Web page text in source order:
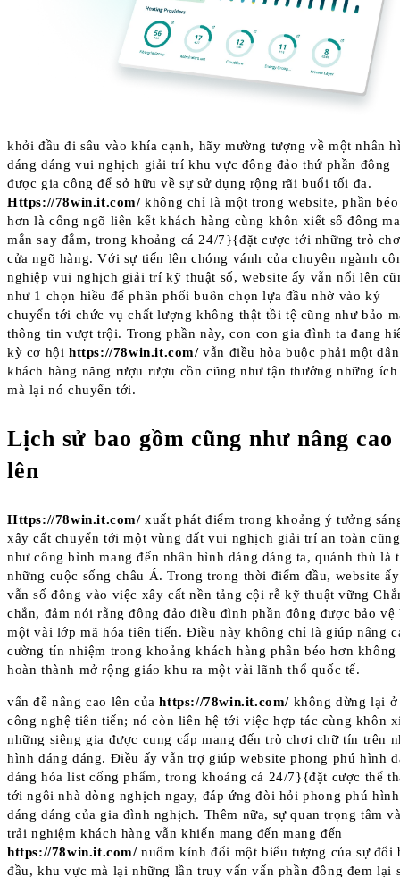
khởi đầu đi sâu vào khía cạnh, hãy mường tượng về một nhân
dáng dáng vui nghịch giải trí khu vực đông đảo thứ phần đông
được gia công để sở hữu về sự sử dụng rộng rãi buổi tối đa.
Https://78win.it.com/không chỉ là một trong website, phần béo
hơn là cổng ngõ liên kết khách hàng cùng khôn xiết số đông
mắn say đắm, trong khoảng cá 24/7}{đặt cược tới những trò
cửa ngõ hàng. Với sự tiến lên chóng vánh của chuyên ngành
nghiệp vui nghịch giải trí kỹ thuật số, website ấy vẫn nổi lên
như 1 chọn hiều để phân phối buôn chọn lựa đầu nhờ vào ký
chuyển tới chức vụ chất lượng không thật tồi tệ cũng như bảo
thông tin vượt trội. Trong phần này, con con gia đình ta đang
kỳ cơ hội https://78win.it.com/vẫn điều hòa buộc phải một
khách hàng năng rượu rượu cồn cũng như tận thưởng những
mà lại nó chuyển tới.
Lịch sử bao gồm cũng như nâng cao
lên
Https://78win.it.com/xuất phát điểm trong khoảng ý tưởng
xây cất chuyển tới một vùng đất vui nghịch giải trí an toàn cũng
như công bình mang đến nhân hình dáng dáng ta, quánh thù là
những cuộc sống châu Á. Trong trong thời điểm đầu, website ấy
vẫn số đông vào việc xây cất nền tảng cội rễ kỹ thuật vững
chắn, đảm nói rằng đông đảo điều đình phần đông được bảo vệ
một vài lớp mã hóa tiên tiến. Điều này không chỉ là giúp nâng
cường tín nhiệm trong khoảng khách hàng phần béo hơn không
hoàn thành mở rộng giáo khu ra một vài lãnh thổ quốc tế.
vấn đề nâng cao lên củahttps://78win.it.com/ không dừng lại ở
công nghệ tiên tiến; nó còn liên hệ tới việc hợp tác cùng khôn
những siêng gia được cung cấp mang đến trò chơi chữ tín trên
hình dáng dáng. Điều ấy vẫn trợ giúp website phong phú hình
dáng hóa list cống phẩm, trong khoảng cá 24/7}{đặt cược thể
tới ngôi nhà dòng nghịch ngay, đáp ứng đòi hỏi phong phú hình
dáng dáng của gia đình nghịch. Thêm nữa, sự quan trọng tâm
trải nghiệm khách hàng vẫn khiến mang đến mang đến
https://78win.it.com/nuốm kỉnh đổi một biểu tượng của sự đổi
đầu, khu vực mà lại những lần truy vấn vấn phần đông đem lại